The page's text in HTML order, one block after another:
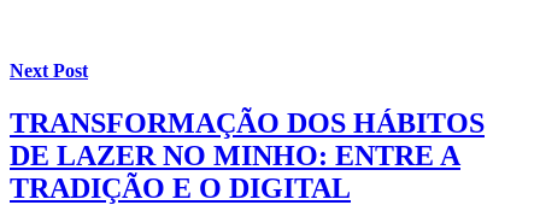
Next Post
TRANSFORMAÇÃO DOS HÁBITOS
DE LAZER NO MINHO: ENTRE A
TRADIÇÃO E O DIGITAL